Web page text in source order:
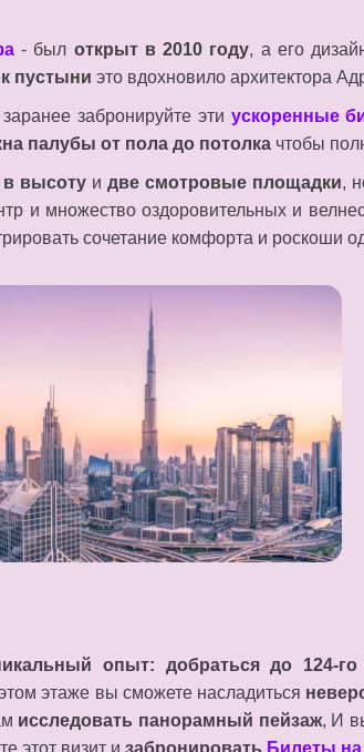
- был открыт в 2010 году, а его
пустыни это вдохновило архитектора
забронируйте эти ускоренные
палубы от пола до потолка чтобы
в высоту и две смотровые площадки,
и множество оздоровительных и
сочетание комфорта и роскоши
опыт: добраться до 124-
этаже вы сможете насладиться
исследовать панорамный пейзаж, И
этот визит и забронировать Билеты